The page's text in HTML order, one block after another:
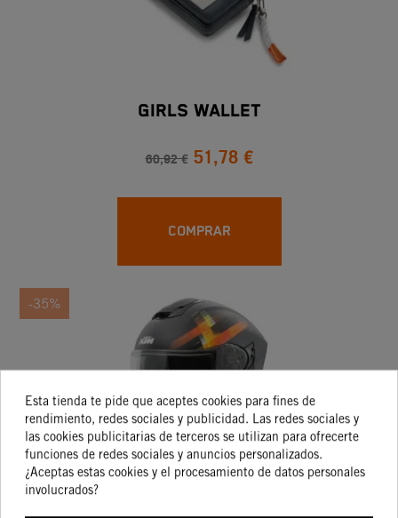
GIRLS WALLET
60,92 € 51,78 €
COMPRAR
-35%
CASCO INTEGRAL KTM ST501 BY AIROH
Esta tienda te pide que aceptes cookies para fines de
rendimiento, redes sociales y publicidad. Las redes sociales y
las cookies publicitarias de terceros se utilizan para ofrecerte
funciones de redes sociales y anuncios personalizados.
¿Aceptas estas cookies y el procesamiento de datos personales
involucrados?